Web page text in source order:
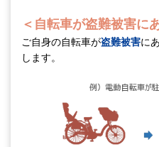
＜自転車が盗難被害に
ご自身の自転車が盗難被害に
します。